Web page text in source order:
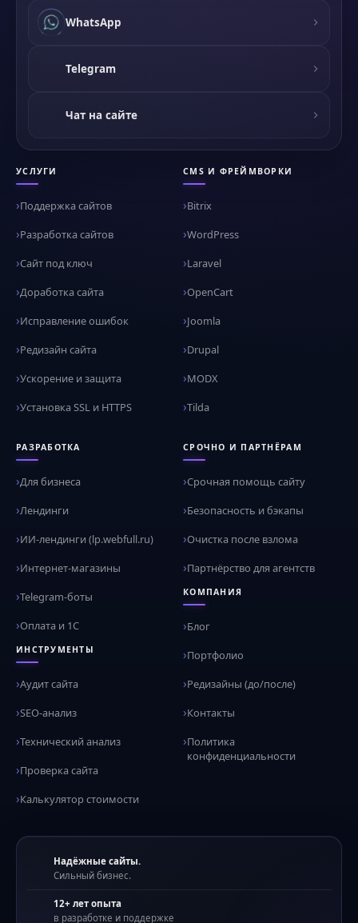
WhatsApp
Telegram
Чат на сайте
УСЛУГИ
Поддержка сайтов
Разработка сайтов
Сайт под ключ
Доработка сайта
Исправление ошибок
Редизайн сайта
Ускорение и защита
Установка SSL и HTTPS
CMS И ФРЕЙМВОРКИ
Bitrix
WordPress
Laravel
OpenCart
Joomla
Drupal
MODX
Tilda
РАЗРАБОТКА
Для бизнеса
Лендинги
ИИ-лендинги (lp.webfull.ru)
Интернет-магазины
Telegram-боты
Оплата и 1С
ИНСТРУМЕНТЫ
Аудит сайта
SEO-анализ
Технический анализ
Проверка сайта
Калькулятор стоимости
СРОЧНО И ПАРТНЁРАМ
Срочная помощь сайту
Безопасность и бэкапы
Очистка после взлома
Партнёрство для агентств
КОМПАНИЯ
Блог
Портфолио
Редизайны (до/после)
Контакты
Политика
конфиденциальности
Надёжные сайты.
Сильный бизнес.
12+ лет опыта
в разработке и поддержке